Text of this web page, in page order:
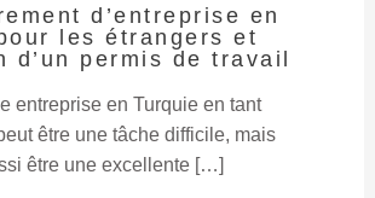
d’entreprise en
les étrangers et
d’un permis de travail
entreprise en Turquie en tant
être une tâche difficile, mais
être une excellente […]